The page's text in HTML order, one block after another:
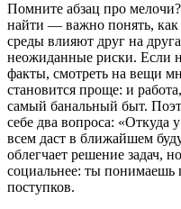
Помните абзац про
найти — важно понять, как
среды влияют друг на
неожиданные риски. Если
факты, смотреть на вещи
становится проще: и
самый банальный быт.
себе два вопроса: «Откуда
всем даст в ближайшем
облегчает решение задач,
социальнее: ты понимаешь
поступков.